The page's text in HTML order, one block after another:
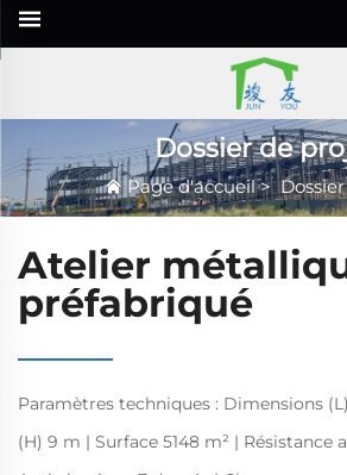
Dossier de
Page d'accueil>
Atelier
préfabriqué
Paramètres techniques : Dimensions
(H) 9 m | Surface 5148 m² | Résistance